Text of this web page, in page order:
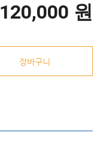
120,000 원
장바구니